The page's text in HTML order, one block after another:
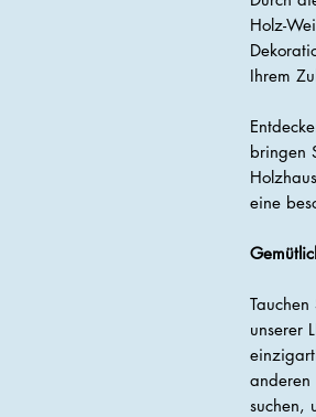
Holz-
Ihrem
bringen
eine
unserer
anderen
suchen,